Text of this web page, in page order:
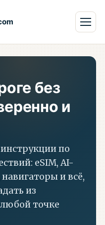
без
и
по
eSIM, AI-
и всё,
из
точке